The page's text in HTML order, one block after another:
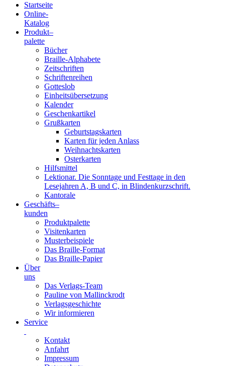
Blindenschrift-
Verlag
Druckerei
gGmbH
Startseite
Online-
Katalog
Produkt–
palette
Bücher
Braille-Alphabete
Zeitschriften
Schriftenreihen
Gotteslob
Einheitsübersetzung
Kalender
Geschenkartikel
Grußkarten
Geburtstagskarten
Karten für jeden Anlass
Weihnachtskarten
Osterkarten
Hilfsmittel
Lektionar. Die Sonntage und Festtage in den
Lesejahren A, B und C, in Blindenkurzschrift.
Kantorale
Geschäfts­–
kunden
Produktpalette
Visitenkarten
Musterbeispiele
Das Braille-Format
Das Braille-Papier
Über
uns
Das Verlags-Team
Pauline von Mallinckrodt
Verlagsgeschichte
Wir informieren
Service
Kontakt
Anfahrt
Impressum